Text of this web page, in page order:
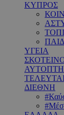
ΚΥΠΡΟΣ
ΥΓΕΙΑ
ΔΙΕΘΝΗ